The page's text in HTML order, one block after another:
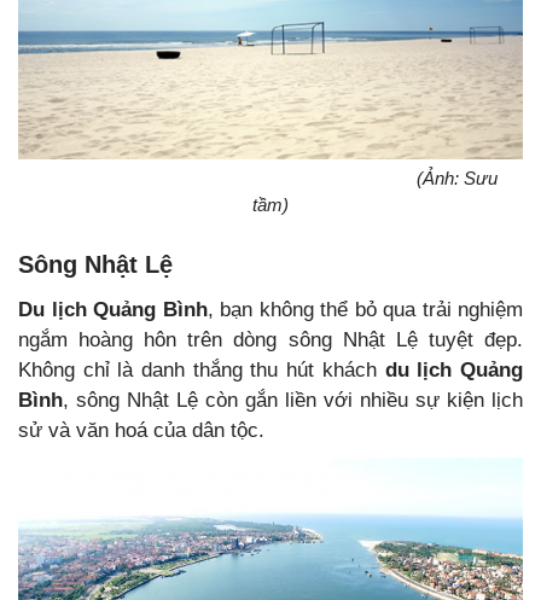
(Ảnh: Sưu
tầm)
Sông Nhật Lệ
Du lịch Quảng Bình, bạn không thể bỏ qua trải nghiệm
ngắm hoàng hôn trên dòng sông Nhật Lệ tuyệt đẹp.
Không chỉ là danh thắng thu hút khách du lịch Quảng
Bình, sông Nhật Lệ còn gắn liền với nhiều sự kiện lịch
sử và văn hoá của dân tộc.